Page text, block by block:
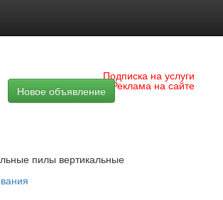
Подписка на услуги
Реклама на сайте
Новое объявление
пилы вертикальные